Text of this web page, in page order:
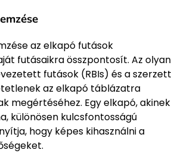
az elkapó futások
futásaikra összpontosít. Az olyan
futások (RBIs) és a szerzett
az elkapó táblázatra
megértéséhez. Egy elkapó, akinek
különösen kulcsfontosságú
hogy képes kihasználni a